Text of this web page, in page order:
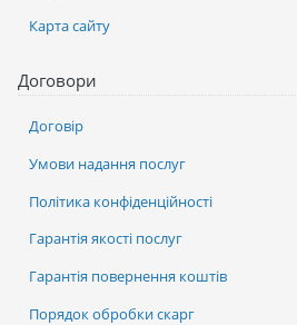
Карта сайту
Договори
Договір
Умови надання послуг
Політика конфіденційності
Гарантія якості послуг
Гарантія повернення коштів
Порядок обробки скарг